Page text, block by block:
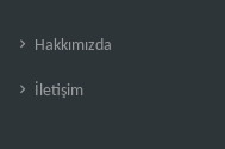
Hakkımızda
İletişim